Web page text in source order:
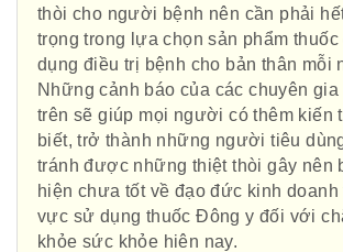
thòi cho người bệnh nên cần phải
trọng trong lựa chọn sản phẩm
dụng điều trị bệnh cho bản thân mỗi
Những cảnh báo của các chuyên gia
trên sẽ giúp mọi người có thêm kiến
biết, trở thành những người tiêu
tránh được những thiệt thòi gây nên
hiện chưa tốt về đạo đức kinh doanh
vực sử dụng thuốc Đông y đối với
khỏe sức khỏe hiên nay.